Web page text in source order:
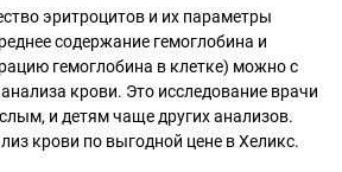
эритроцитов и их параметры
содержание гемоглобина и
гемоглобина в клетке) можно с
крови. Это исследование врачи
и детям чаще других анализов.
крови по выгодной цене в Хеликс.